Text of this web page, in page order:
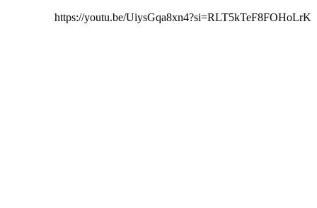
https://youtu.be/UiysGqa8xn4?si=RLT5kTeF8FOHoLrK